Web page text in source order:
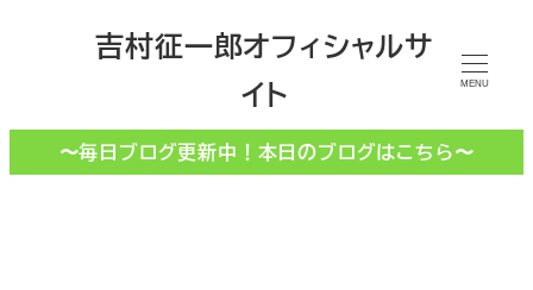
コ
吉村征一郎オフィシャルサ
イト
MENU
〜毎日ブログ更新中！本日のブログはこちら〜